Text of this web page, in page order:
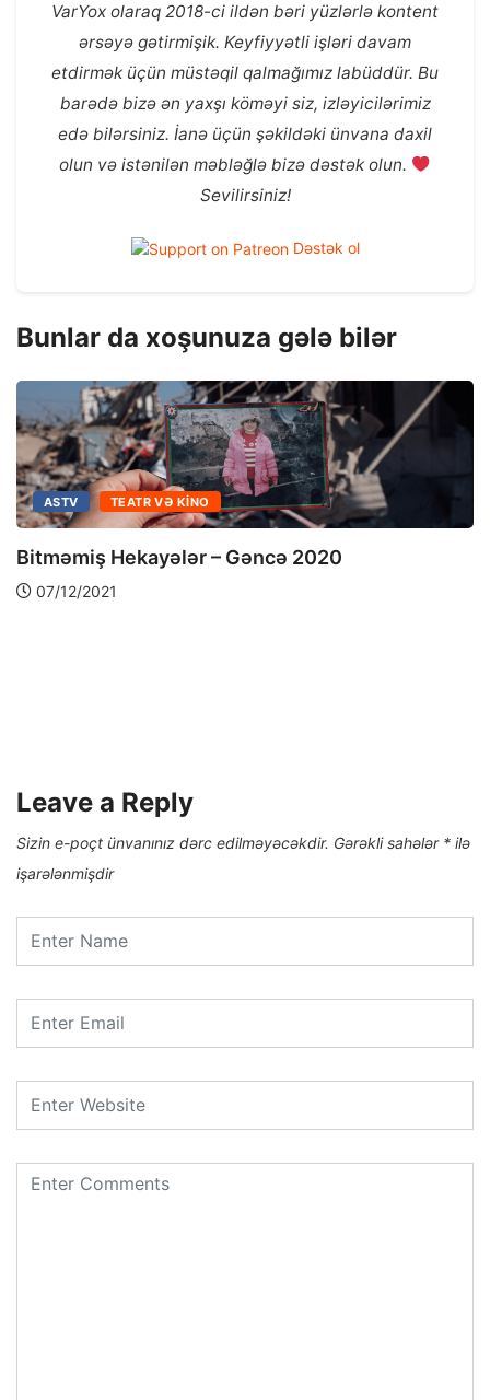
VarYox olaraq 2018-ci ildən bəri yüzlərlə kontent
ərsəyə gətirmişik. Keyfiyyətli işləri davam
etdirmək üçün müstəqil qalmağımız labüddür. Bu
barədə bizə ən yaxşı köməyi siz, izləyicilərimiz
edə bilərsiniz. İanə üçün şəkildəki ünvana daxil
olun və istənilən məbləğlə bizə dəstək olun.
Sevilirsiniz!
Dəstək ol
Bunlar da xoşunuza gələ bilər
ASTV TEATR VƏ KINO
Bitməmiş Hekayələr – Gəncə 2020
07/12/2021
Leave a Reply
Sizin e-poçt ünvanınız dərc edilməyəcəkdir. Gərəkli sahələr * ilə
işarələnmişdir